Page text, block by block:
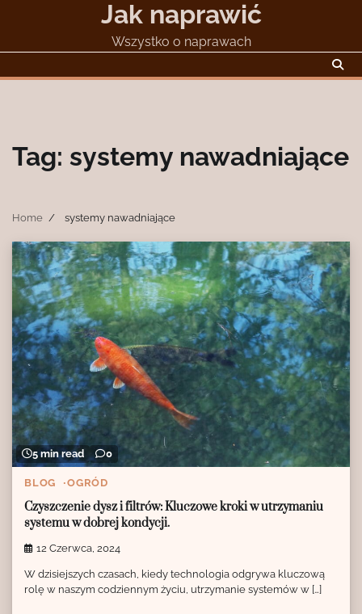
Jak naprawić
Wszystko o naprawach
Tag: systemy nawadniające
Home systemy nawadniające
5 min read 0
BLOG OGRÓD
Czyszczenie dysz i filtrów: Kluczowe kroki w utrzymaniu
systemu w dobrej kondycji.
12 Czerwca, 2024
W dzisiejszych czasach, kiedy technologia odgrywa kluczową
rolę w naszym codziennym życiu, utrzymanie systemów w […]